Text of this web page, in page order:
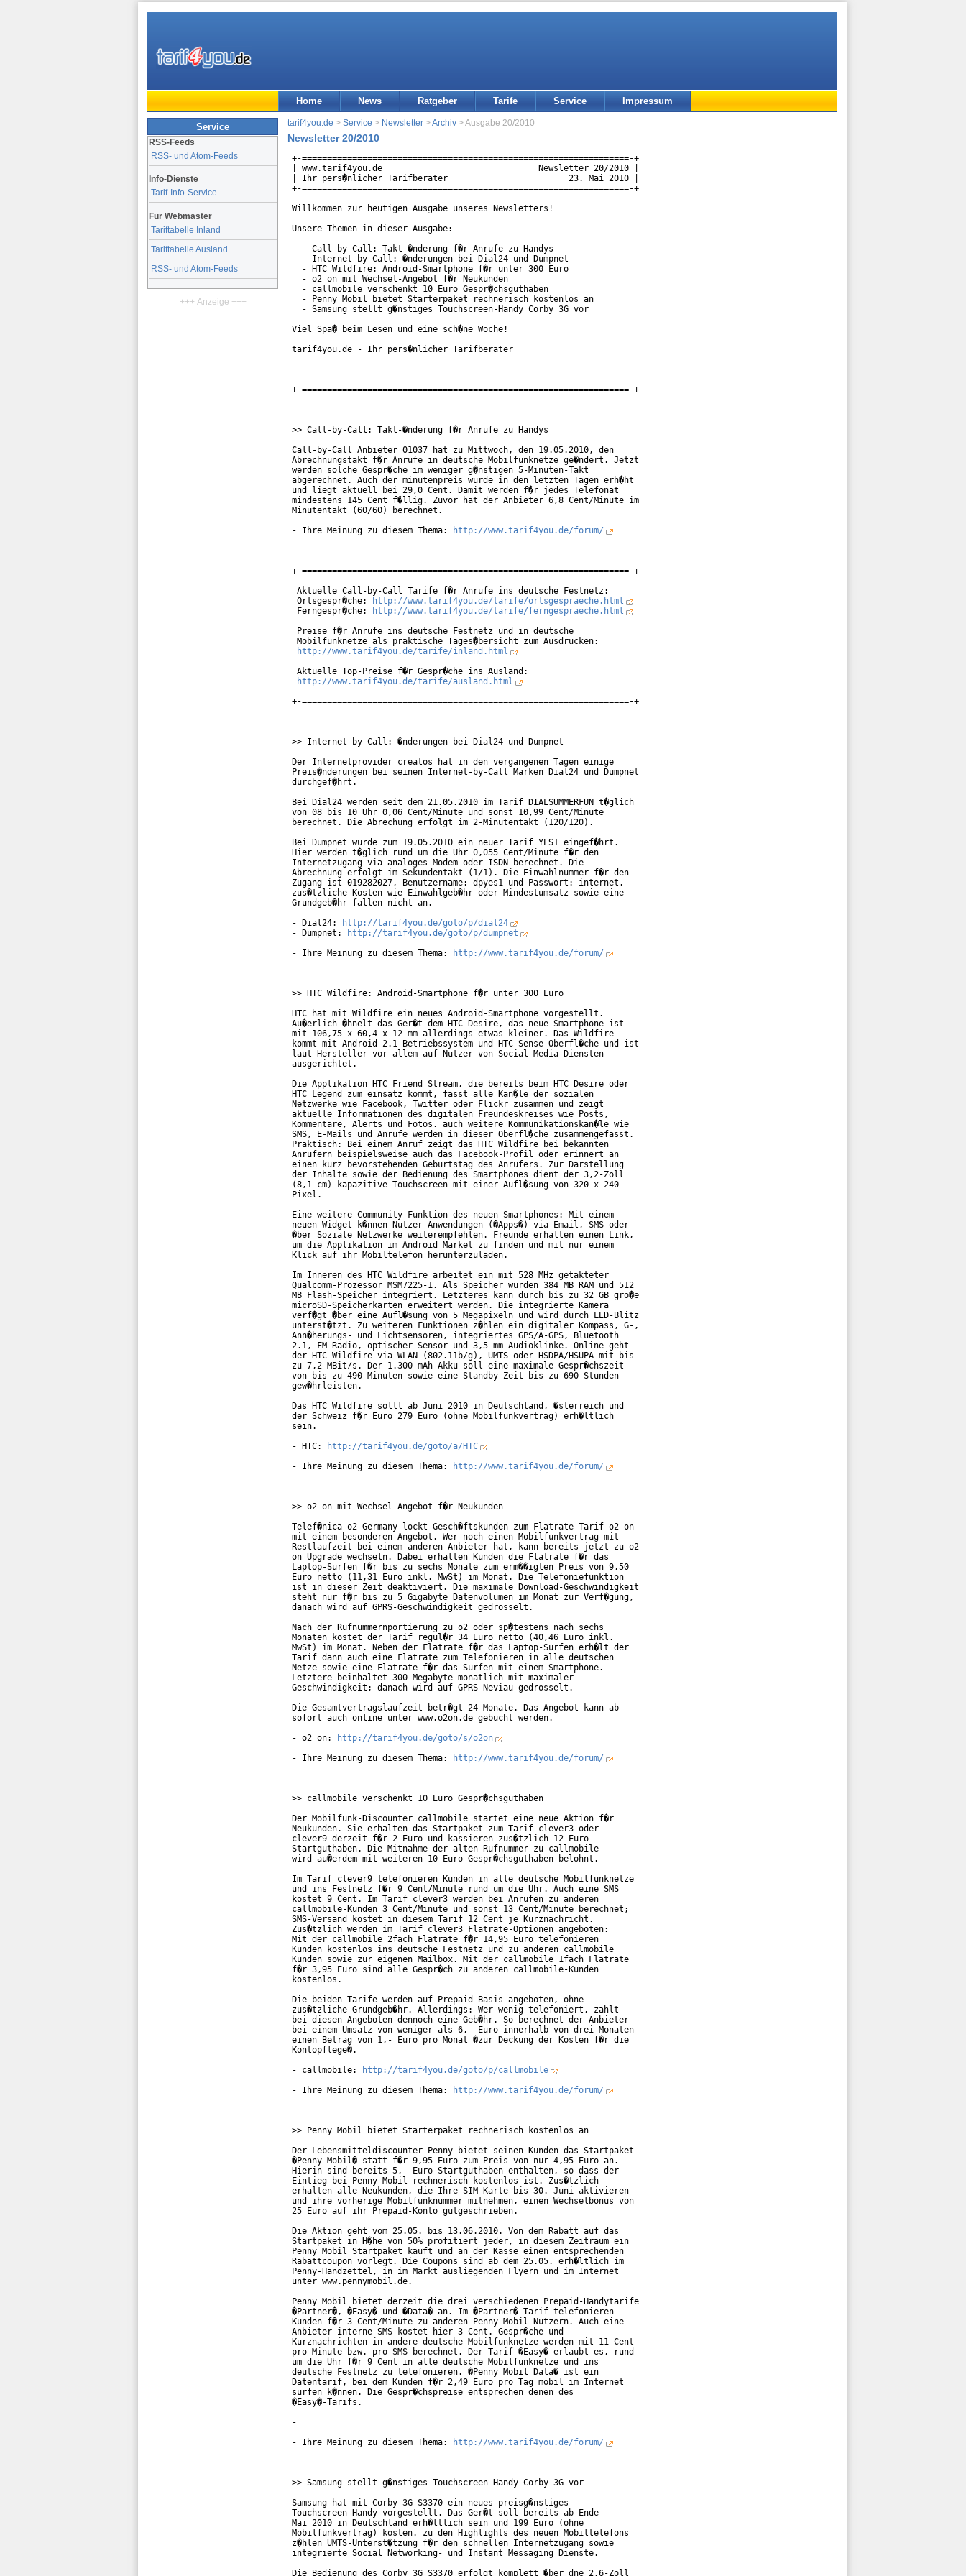
Home News Ratgeber Tarife Service Impressum
Service
RSS-Feeds
RSS- und Atom-Feeds
Info-Dienste
Tarif-Info-Service
Für Webmaster
Tariftabelle Inland
Tariftabelle Ausland
RSS- und Atom-Feeds
+++ Anzeige +++
tarif4you.de > Service > Newsletter > Archiv > Ausgabe 20/2010
Newsletter 20/2010
+-=================================================================-+
| www.tarif4you.de                               Newsletter 20/2010 |
| Ihr pers�nlicher Tarifberater                        23. Mai 2010 |
+-=================================================================-+
Willkommen zur heutigen Ausgabe unseres Newsletters!
Unsere Themen in dieser Ausgabe:
  - Call-by-Call: Takt-�nderung f�r Anrufe zu Handys
  - Internet-by-Call: �nderungen bei Dial24 und Dumpnet
  - HTC Wildfire: Android-Smartphone f�r unter 300 Euro
  - o2 on mit Wechsel-Angebot f�r Neukunden
  - callmobile verschenkt 10 Euro Gespr�chsguthaben
  - Penny Mobil bietet Starterpaket rechnerisch kostenlos an
  - Samsung stellt g�nstiges Touchscreen-Handy Corby 3G vor
Viel Spa� beim Lesen und eine sch�ne Woche!
tarif4you.de - Ihr pers�nlicher Tarifberater
+-=================================================================-+
>> Call-by-Call: Takt-�nderung f�r Anrufe zu Handys
Call-by-Call Anbieter 01037 hat zu Mittwoch, den 19.05.2010, den
Abrechnungstakt f�r Anrufe in deutsche Mobilfunknetze ge�ndert. Jetzt
werden solche Gespr�che im weniger g�nstigen 5-Minuten-Takt
abgerechnet. Auch der minutenpreis wurde in den letzten Tagen erh�ht
und liegt aktuell bei 29,0 Cent. Damit werden f�r jedes Telefonat
mindestens 145 Cent f�llig. Zuvor hat der Anbieter 6,8 Cent/Minute im
Minutentakt (60/60) berechnet.
- Ihre Meinung zu diesem Thema:
http://www.tarif4you.de/forum/
+-=================================================================-+
Aktuelle Call-by-Call Tarife f�r Anrufe ins deutsche Festnetz:
Ortsgespr�che:
http://www.tarif4you.de/tarife/ortsgespraeche.html
Ferngespr�che:
http://www.tarif4you.de/tarife/ferngespraeche.html
Preise f�r Anrufe ins deutsche Festnetz und in deutsche
Mobilfunknetze als praktische Tages�bersicht zum Ausdrucken:
http://www.tarif4you.de/tarife/inland.html
Aktuelle Top-Preise f�r Gespr�che ins Ausland:
http://www.tarif4you.de/tarife/ausland.html
+-=================================================================-+
>> Internet-by-Call: �nderungen bei Dial24 und Dumpnet
Der Internetprovider creatos hat in den vergangenen Tagen einige
Preis�nderungen bei seinen Internet-by-Call Marken Dial24 und Dumpnet
durchgef�hrt.
Bei Dial24 werden seit dem 21.05.2010 im Tarif DIALSUMMERFUN t�glich
von 08 bis 10 Uhr 0,06 Cent/Minute und sonst 10,99 Cent/Minute
berechnet. Die Abrechung erfolgt im 2-Minutentakt (120/120).
Bei Dumpnet wurde zum 19.05.2010 ein neuer Tarif YES1 eingef�hrt.
Hier werden t�glich rund um die Uhr 0,055 Cent/Minute f�r den
Internetzugang via analoges Modem oder ISDN berechnet. Die
Abrechnung erfolgt im Sekundentakt (1/1). Die Einwahlnummer f�r den
Zugang ist 019282027, Benutzername: dpyes1 und Passwort: internet.
zus�tzliche Kosten wie Einwahlgeb�hr oder Mindestumsatz sowie eine
Grundgeb�hr fallen nicht an.
- Dial24:
http://tarif4you.de/goto/p/dial24
- Dumpnet:
http://tarif4you.de/goto/p/dumpnet
- Ihre Meinung zu diesem Thema:
http://www.tarif4you.de/forum/
>> HTC Wildfire: Android-Smartphone f�r unter 300 Euro
HTC hat mit Wildfire ein neues Android-Smartphone vorgestellt.
Au�erlich �hnelt das Ger�t dem HTC Desire, das neue Smartphone ist
mit 106,75 x 60,4 x 12 mm allerdings etwas kleiner. Das Wildfire
kommt mit Android 2.1 Betriebssystem und HTC Sense Oberfl�che und ist
laut Hersteller vor allem auf Nutzer von Social Media Diensten
ausgerichtet.
Die Applikation HTC Friend Stream, die bereits beim HTC Desire oder
HTC Legend zum einsatz kommt, fasst alle Kan�le der sozialen
Netzwerke wie Facebook, Twitter oder Flickr zusammen und zeigt
aktuelle Informationen des digitalen Freundeskreises wie Posts,
Kommentare, Alerts und Fotos. auch weitere Kommunikationskan�le wie
SMS, E-Mails und Anrufe werden in dieser Oberfl�che zusammengefasst.
Praktisch: Bei einem Anruf zeigt das HTC Wildfire bei bekannten
Anrufern beispielsweise auch das Facebook-Profil oder erinnert an
einen kurz bevorstehenden Geburtstag des Anrufers. Zur Darstellung
der Inhalte sowie der Bedienung des Smartphones dient der 3,2-Zoll
(8,1 cm) kapazitive Touchscreen mit einer Aufl�sung von 320 x 240
Pixel.
Eine weitere Community-Funktion des neuen Smartphones: Mit einem
neuen Widget k�nnen Nutzer Anwendungen (�Apps�) via Email, SMS oder
�ber Soziale Netzwerke weiterempfehlen. Freunde erhalten einen Link,
um die Applikation im Android Market zu finden und mit nur einem
Klick auf ihr Mobiltelefon herunterzuladen.
Im Inneren des HTC Wildfire arbeitet ein mit 528 MHz getakteter
Qualcomm-Prozessor MSM7225-1. Als Speicher wurden 384 MB RAM und 512
MB Flash-Speicher integriert. Letzteres kann durch bis zu 32 GB gro�e
microSD-Speicherkarten erweitert werden. Die integrierte Kamera
verf�gt �ber eine Aufl�sung von 5 Megapixeln und wird durch LED-Blitz
unterst�tzt. Zu weiteren Funktionen z�hlen ein digitaler Kompass, G-,
Ann�herungs- und Lichtsensoren, integriertes GPS/A-GPS, Bluetooth
2.1, FM-Radio, optischer Sensor und 3,5 mm-Audioklinke. Online geht
der HTC Wildfire via WLAN (802.11b/g), UMTS oder HSDPA/HSUPA mit bis
zu 7,2 MBit/s. Der 1.300 mAh Akku soll eine maximale Gespr�chszeit
von bis zu 490 Minuten sowie eine Standby-Zeit bis zu 690 Stunden
gew�hrleisten.
Das HTC Wildfire solll ab Juni 2010 in Deutschland, �sterreich und
der Schweiz f�r Euro 279 Euro (ohne Mobilfunkvertrag) erh�ltlich
sein.
- HTC:
http://tarif4you.de/goto/a/HTC
- Ihre Meinung zu diesem Thema:
http://www.tarif4you.de/forum/
>> o2 on mit Wechsel-Angebot f�r Neukunden
Telef�nica o2 Germany lockt Gesch�ftskunden zum Flatrate-Tarif o2 on
mit einem besonderen Angebot. Wer noch einen Mobilfunkvertrag mit
Restlaufzeit bei einem anderen Anbieter hat, kann bereits jetzt zu o2
on Upgrade wechseln. Dabei erhalten Kunden die Flatrate f�r das
Laptop-Surfen f�r bis zu sechs Monate zum erm��igten Preis von 9,50
Euro netto (11,31 Euro inkl. MwSt) im Monat. Die Telefoniefunktion
ist in dieser Zeit deaktiviert. Die maximale Download-Geschwindigkeit
steht nur f�r bis zu 5 Gigabyte Datenvolumen im Monat zur Verf�gung,
danach wird auf GPRS-Geschwindigkeit gedrosselt.
Nach der Rufnummernportierung zu o2 oder sp�testens nach sechs
Monaten kostet der Tarif regul�r 34 Euro netto (40,46 Euro inkl.
MwSt) im Monat. Neben der Flatrate f�r das Laptop-Surfen erh�lt der
Tarif dann auch eine Flatrate zum Telefonieren in alle deutschen
Netze sowie eine Flatrate f�r das Surfen mit einem Smartphone.
Letztere beinhaltet 300 Megabyte monatlich mit maximaler
Geschwindigkeit; danach wird auf GPRS-Neviau gedrosselt.
Die Gesamtvertragslaufzeit betr�gt 24 Monate. Das Angebot kann ab
sofort auch online unter www.o2on.de gebucht werden.
- o2 on:
http://tarif4you.de/goto/s/o2on
- Ihre Meinung zu diesem Thema:
http://www.tarif4you.de/forum/
>> callmobile verschenkt 10 Euro Gespr�chsguthaben
Der Mobilfunk-Discounter callmobile startet eine neue Aktion f�r
Neukunden. Sie erhalten das Startpaket zum Tarif clever3 oder
clever9 derzeit f�r 2 Euro und kassieren zus�tzlich 12 Euro
Startguthaben. Die Mitnahme der alten Rufnummer zu callmobile
wird au�erdem mit weiteren 10 Euro Gespr�chsguthaben belohnt.
Im Tarif clever9 telefonieren Kunden in alle deutsche Mobilfunknetze
und ins Festnetz f�r 9 Cent/Minute rund um die Uhr. Auch eine SMS
kostet 9 Cent. Im Tarif clever3 werden bei Anrufen zu anderen
callmobile-Kunden 3 Cent/Minute und sonst 13 Cent/Minute berechnet;
SMS-Versand kostet in diesem Tarif 12 Cent je Kurznachricht.
Zus�tzlich werden im Tarif clever3 Flatrate-Optionen angeboten:
Mit der callmobile 2fach Flatrate f�r 14,95 Euro telefonieren
Kunden kostenlos ins deutsche Festnetz und zu anderen callmobile
Kunden sowie zur eigenen Mailbox. Mit der callmobile 1fach Flatrate
f�r 3,95 Euro sind alle Gespr�ch zu anderen callmobile-Kunden
kostenlos.
Die beiden Tarife werden auf Prepaid-Basis angeboten, ohne
zus�tzliche Grundgeb�hr. Allerdings: Wer wenig telefoniert, zahlt
bei diesen Angeboten dennoch eine Geb�hr. So berechnet der Anbieter
bei einem Umsatz von weniger als 6,- Euro innerhalb von drei Monaten
einen Betrag von 1,- Euro pro Monat �zur Deckung der Kosten f�r die
Kontopflege�.
- callmobile:
http://tarif4you.de/goto/p/callmobile
- Ihre Meinung zu diesem Thema:
http://www.tarif4you.de/forum/
>> Penny Mobil bietet Starterpaket rechnerisch kostenlos an
Der Lebensmitteldiscounter Penny bietet seinen Kunden das Startpaket
�Penny Mobil� statt f�r 9,95 Euro zum Preis von nur 4,95 Euro an.
Hierin sind bereits 5,- Euro Startguthaben enthalten, so dass der
Eintieg bei Penny Mobil rechnerisch kostenlos ist. Zus�tzlich
erhalten alle Neukunden, die Ihre SIM-Karte bis 30. Juni aktivieren
und ihre vorherige Mobilfunknummer mitnehmen, einen Wechselbonus von
25 Euro auf ihr Prepaid-Konto gutgeschrieben.
Die Aktion geht vom 25.05. bis 13.06.2010. Von dem Rabatt auf das
Startpaket in H�he von 50% profitiert jeder, in diesem Zeitraum ein
Penny Mobil Startpaket kauft und an der Kasse einen entsprechenden
Rabattcoupon vorlegt. Die Coupons sind ab dem 25.05. erh�ltlich im
Penny-Handzettel, in im Markt ausliegenden Flyern und im Internet
unter www.pennymobil.de.
Penny Mobil bietet derzeit die drei verschiedenen Prepaid-Handytarife
�Partner�, �Easy� und �Data� an. Im �Partner�-Tarif telefonieren
Kunden f�r 3 Cent/Minute zu anderen Penny Mobil Nutzern. Auch eine
Anbieter-interne SMS kostet hier 3 Cent. Gespr�che und
Kurznachrichten in andere deutsche Mobilfunknetze werden mit 11 Cent
pro Minute bzw. pro SMS berechnet. Der Tarif �Easy� erlaubt es, rund
um die Uhr f�r 9 Cent in alle deutsche Mobilfunknetze und ins
deutsche Festnetz zu telefonieren. �Penny Mobil Data� ist ein
Datentarif, bei dem Kunden f�r 2,49 Euro pro Tag mobil im Internet
surfen k�nnen. Die Gespr�chspreise entsprechen denen des
�Easy�-Tarifs.
-
- Ihre Meinung zu diesem Thema:
http://www.tarif4you.de/forum/
>> Samsung stellt g�nstiges Touchscreen-Handy Corby 3G vor
Samsung hat mit Corby 3G S3370 ein neues preisg�nstiges
Touchscreen-Handy vorgestellt. Das Ger�t soll bereits ab Ende
Mai 2010 in Deutschland erh�ltlich sein und 199 Euro (ohne
Mobilfunkvertrag) kosten. zu den Highlights des neuen Mobiltelefons
z�hlen UMTS-Unterst�tzung f�r den schnellen Internetzugang sowie
integrierte Social Networking- und Instant Messaging Dienste.
Die Bedienung des Corby 3G S3370 erfolgt komplett �ber dne 2,6-Zoll